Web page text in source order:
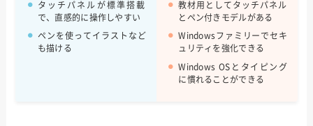
タッチパネルが標準搭載
で、直感的に操作しやすい
ペンを使ってイラストなど
も描ける
教材用としてタッチパネル
とペン付きモデルがある
Windowsファミリーでセキ
ュリティを強化できる
Windows OSとタイピング
に慣れることができる